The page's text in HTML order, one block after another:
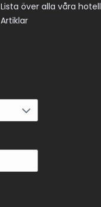
Lista över alla våra hotell
Artiklar